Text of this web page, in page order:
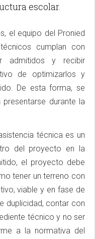
escolar.
el equipo del Pronied
cumplan con
admitidos y recibir
de optimizarlos y
De esta forma, se
durante la
técnica es un
del proyecto en la
el proyecto debe
tener un terreno con
viable y en fase de
duplicidad, contar con
técnico y no ser
a la normativa del